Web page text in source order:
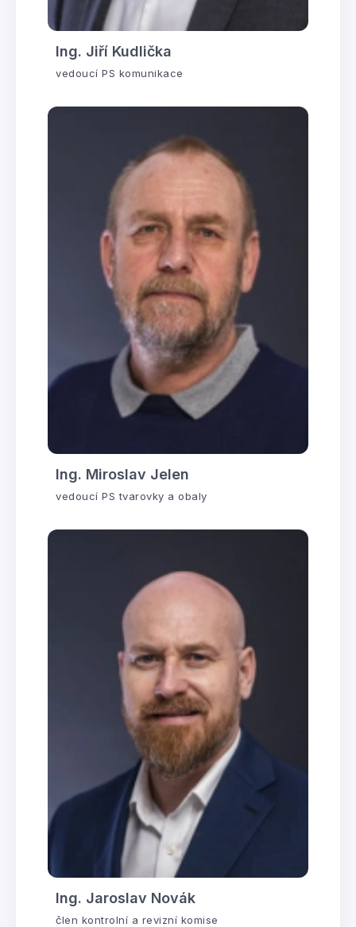
Ing. Jiří Kudlička
vedoucí PS komunikace
Ing. Miroslav Jelen
vedoucí PS tvarovky a obaly
Ing. Jaroslav Novák
člen kontrolní a revizní komise